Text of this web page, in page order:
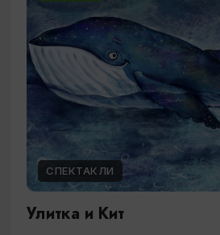
СПЕКТАКЛИ
Улитка и Кит